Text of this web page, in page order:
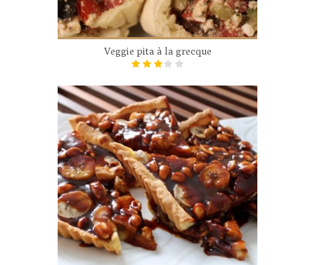
Veggie pita à la grecque